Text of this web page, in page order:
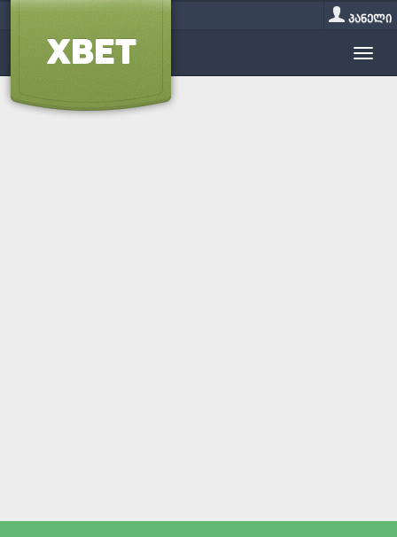
პანელი